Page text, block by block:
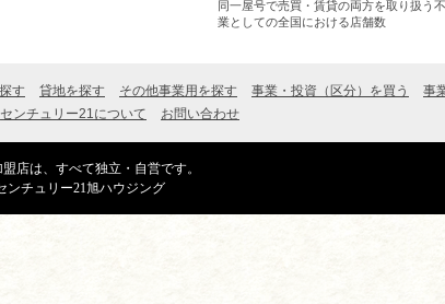
同一屋号で売買・賃貸の両方を取り扱う
業としての全国における店舗数
す 貸地を探す その他事業用を探す 事業・投資（区分）を買う
事
センチュリー21について お問い合わせ
店は、すべて独立・自営です。
ンチュリー21旭ハウジング